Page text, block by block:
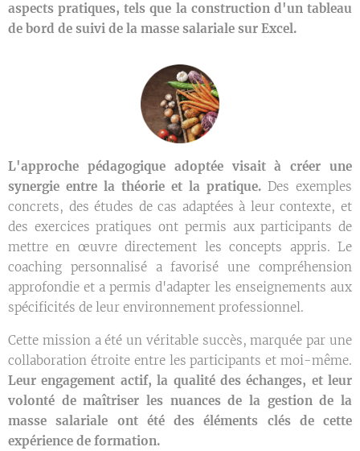
aspects pratiques, tels que la construction d'un tableau
de bord de suivi de la masse salariale sur Excel.
L'approche pédagogique adoptée visait à créer une
synergie entre la théorie et la pratique. Des exemples
concrets, des études de cas adaptées à leur contexte, et
des exercices pratiques ont permis aux participants de
mettre en œuvre directement les concepts appris. Le
coaching personnalisé a favorisé une compréhension
approfondie et a permis d'adapter les enseignements aux
spécificités de leur environnement professionnel.
Cette mission a été un véritable succès, marquée par une
collaboration étroite entre les participants et moi-même.
Leur engagement actif, la qualité des échanges, et leur
volonté de maîtriser les nuances de la gestion de la
masse salariale ont été des éléments clés de cette
expérience de formation.